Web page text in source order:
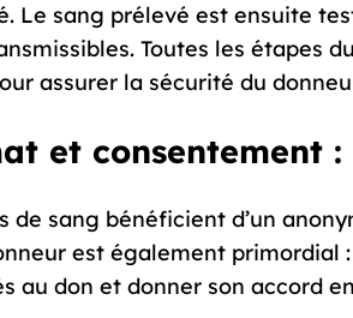
Le sang prélevé est ensuite
Toutes les étapes
assurer la sécurité du
et consentement :
de sang bénéficient d’un
est également primordial
au don et donner son accord